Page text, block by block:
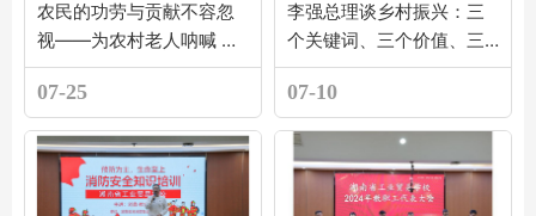
农民的功劳与贡献不容忽
视——为农村老人呐喊 绝
不仅仅只是同情
07-25
李强总理谈乡村振兴：三
个关键词、三个价值、三
个空间、三个趋势
07-10